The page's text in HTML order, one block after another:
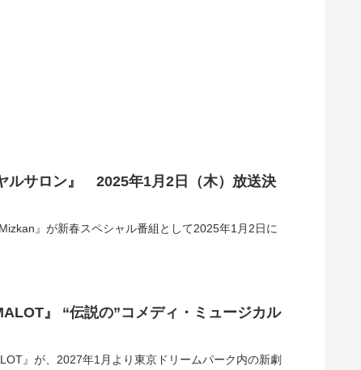
ルサロン』 2025年1月2日（木）放送決
』が新春スペシャル番組として2025年1月2日に
』 “伝説の”コメディ・ミュージカル
』が、2027年1⽉より東京ドリームパーク内の新劇